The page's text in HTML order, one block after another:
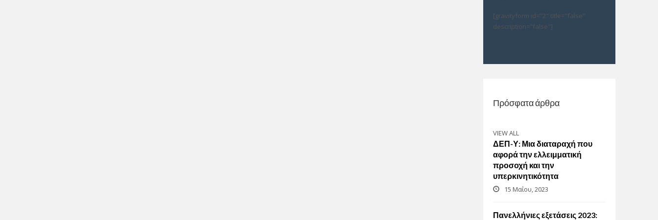
[gravityform id="2" title="false"
description="false"]
Πρόσφατα άρθρα
VIEW ALL
ΔΕΠ-Υ: Μια διαταραχή που
αφορά την ελλειμματική
προσοχή και την
υπερκινητικότητα
15 Μαΐου, 2023
Πανελλήνιες εξετάσεις 2023: